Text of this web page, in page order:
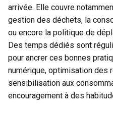
arrivée. Elle couvre
gestion des déchets, la
ou encore la politique de
Des temps dédiés sont
pour ancrer ces bonnes
numérique, optimisation des
sensibilisation aux
encouragement à des